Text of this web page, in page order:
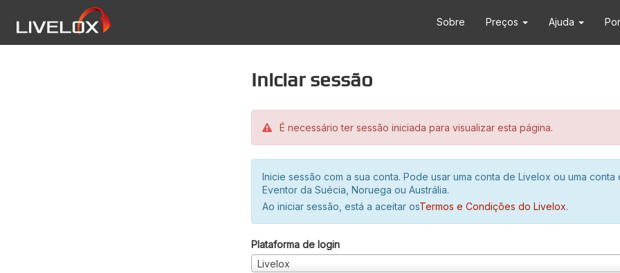
Sobre Preços Ajuda
Iniciar sessão
É necessário ter sessão iniciada para visualizar esta página.
Inicie sessão com a sua conta. Pode usar uma conta de Livelox ou uma conta
Eventor da Suécia, Noruega ou Austrália.
Ao iniciar sessão, está a aceitar osTermos e Condições do Livelox.
Plataforma de login
Livelox